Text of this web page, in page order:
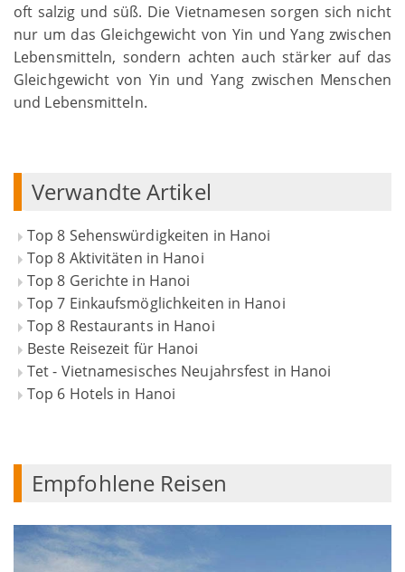
oft salzig und süß. Die Vietnamesen sorgen sich nicht
nur um das Gleichgewicht von Yin und Yang zwischen
Lebensmitteln, sondern achten auch stärker auf das
Gleichgewicht von Yin und Yang zwischen Menschen
und Lebensmitteln.
Verwandte Artikel
Top 8 Sehenswürdigkeiten in Hanoi
Top 8 Aktivitäten in Hanoi
Top 8 Gerichte in Hanoi
Top 7 Einkaufsmöglichkeiten in Hanoi
Top 8 Restaurants in Hanoi
Beste Reisezeit für Hanoi
Tet - Vietnamesisches Neujahrsfest in Hanoi
Top 6 Hotels in Hanoi
Empfohlene Reisen